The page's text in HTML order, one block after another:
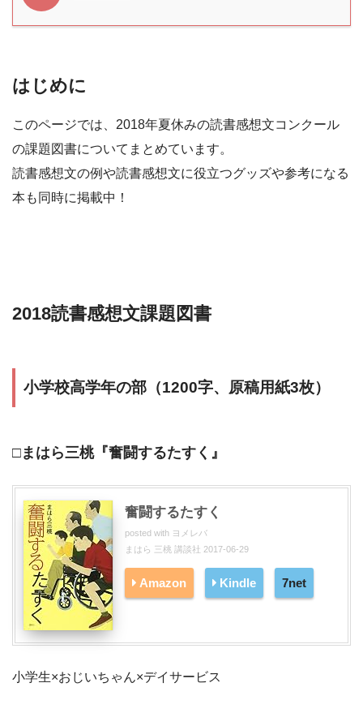
はじめに
このページでは、2018年夏休みの読書感想文コンクール
の課題図書についてまとめています。
読書感想文の例や読書感想文に役立つグッズや参考になる
本も同時に掲載中！
2018読書感想文課題図書
小学校高学年の部（1200字、原稿用紙3枚）
□まはら三桃『奮闘するたすく』
奮闘するたすく
posted with ヨメレバ
まはら 三桃 講談社 2017-06-29
Amazon Kindle 7net
小学生×おじいちゃん×デイサービス